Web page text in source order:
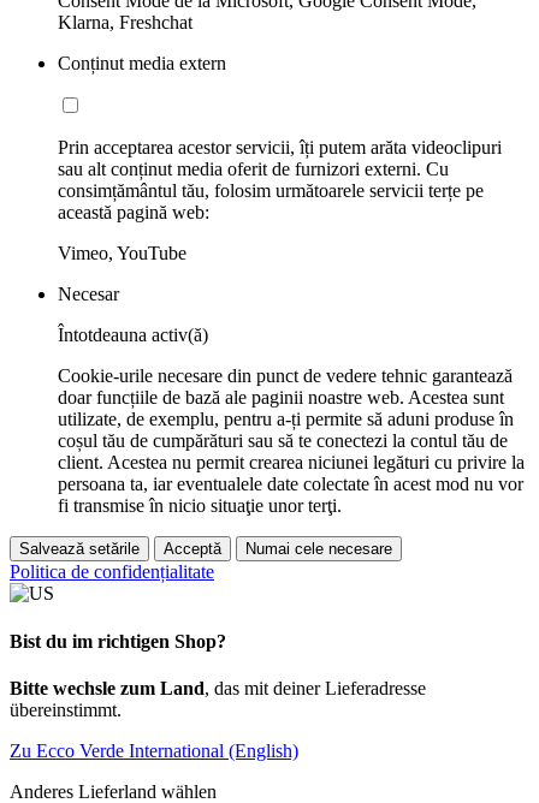
Klarna, Freshchat
Conținut media extern
Prin acceptarea acestor servicii, îți putem arăta videoclipuri
sau alt conținut media oferit de furnizori externi. Cu
consimțământul tău, folosim următoarele servicii terțe pe
această pagină web:
Vimeo, YouTube
Necesar
Întotdeauna activ(ă)
Cookie-urile necesare din punct de vedere tehnic garantează
doar funcțiile de bază ale paginii noastre web. Acestea sunt
utilizate, de exemplu, pentru a-ți permite să aduni produse în
coșul tău de cumpărături sau să te conectezi la contul tău de
client. Acestea nu permit crearea niciunei legături cu privire la
persoana ta, iar eventualele date colectate în acest mod nu vor
fi transmise în nicio situaţie unor terţi.
Salvează setările Acceptă Numai cele necesare
Politica de confidențialitate
Bist du im richtigen Shop?
Bitte wechsle zum Land, das mit deiner Lieferadresse
übereinstimmt.
Zu Ecco Verde International (English)
Anderes Lieferland wählen